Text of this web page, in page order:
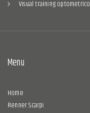
Visual training optometrico
Menu
Home
Renner Scarpi